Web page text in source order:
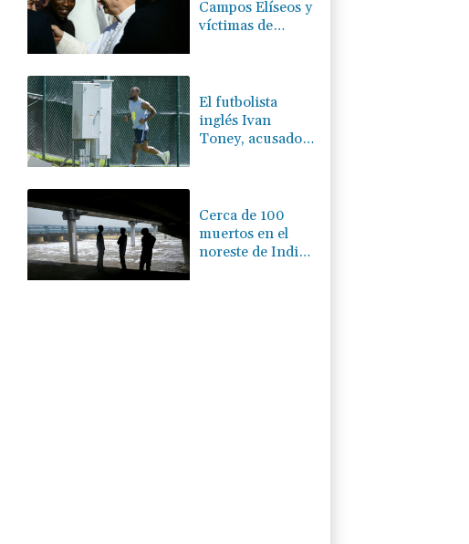
Campos Elíseos y
víctimas de
El futbolista
inglés Ivan
Toney, acusado
Cerca de 100
muertos en el
noreste de India